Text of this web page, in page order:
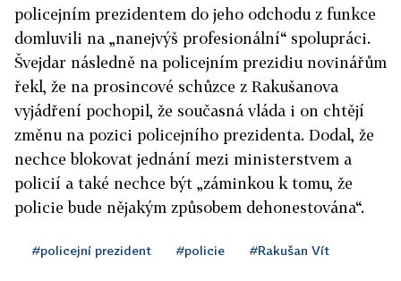
policejním prezidentem do jeho odchodu z funkce
domluvili na „nanejvýš profesionální“ spolupráci.
Švejdar následně na policejním prezidiu novinářům
řekl, že na prosincové schůzce z Rakušanova
vyjádření pochopil, že současná vláda i on chtějí
změnu na pozici policejního prezidenta. Dodal, že
nechce blokovat jednání mezi ministerstvem a
policií a také nechce být „záminkou k tomu, že
policie bude nějakým způsobem dehonestována“.
#policejní prezident #policie #Rakušan Vít